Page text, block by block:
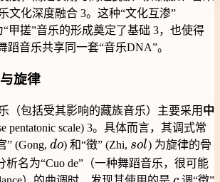
文化深度融合 3。这种“文化互渗”
“甲搓”音乐的形成奠定了基础 3，也使得
蹈音乐共享同一套“音乐DNA”。
旋律
（包括受其影响的藏族音乐）主要采用 中
pentatonic scale) 3。具体而言，其调式常
” (Gong,do
do) 和“徵” (Zhi, sol
sol) 为旋律的骨
析名为“Cuo de”（一种舞蹈音乐，很可能
c